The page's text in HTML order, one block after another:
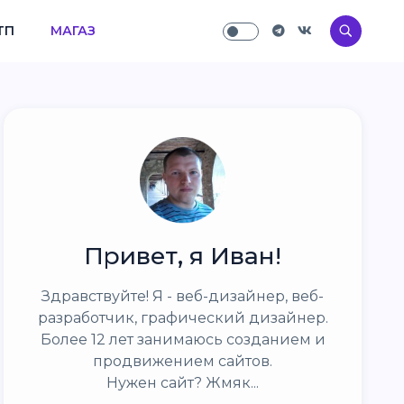
МАГАЗ
Привет, я Иван!
Здравствуйте! Я - веб-дизайнер, веб-
разработчик, графический дизайнер.
Более 12 лет занимаюсь созданием и
продвижением сайтов.
Нужен сайт? Жмяк...